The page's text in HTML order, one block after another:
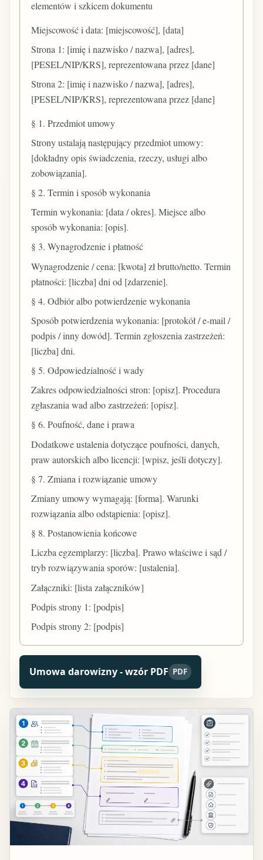
elementów i szkicem dokumentu
Miejscowość i data: [miejscowość], [data]
Strona 1: [imię i nazwisko / nazwa], [adres],
[PESEL/NIP/KRS], reprezentowana przez [dane]
Strona 2: [imię i nazwisko / nazwa], [adres],
[PESEL/NIP/KRS], reprezentowana przez [dane]
§ 1. Przedmiot umowy
Strony ustalają następujący przedmiot umowy:
[dokładny opis świadczenia, rzeczy, usługi albo
zobowiązania].
§ 2. Termin i sposób wykonania
Termin wykonania: [data / okres]. Miejsce albo
sposób wykonania: [opis].
§ 3. Wynagrodzenie i płatność
Wynagrodzenie / cena: [kwota] zł brutto/netto. Termin
płatności: [liczba] dni od [zdarzenie].
§ 4. Odbiór albo potwierdzenie wykonania
Sposób potwierdzenia wykonania: [protokół / e-mail /
podpis / inny dowód]. Termin zgłoszenia zastrzeżeń:
[liczba] dni.
§ 5. Odpowiedzialność i wady
Zakres odpowiedzialności stron: [opisz]. Procedura
zgłaszania wad albo zastrzeżeń: [opisz].
§ 6. Poufność, dane i prawa
Dodatkowe ustalenia dotyczące poufności, danych,
praw autorskich albo licencji: [wpisz, jeśli dotyczy].
§ 7. Zmiana i rozwiązanie umowy
Zmiany umowy wymagają: [forma]. Warunki
rozwiązania albo odstąpienia: [opisz].
§ 8. Postanowienia końcowe
Liczba egzemplarzy: [liczba]. Prawo właściwe i sąd /
tryb rozwiązywania sporów: [ustalenia].
Załączniki: [lista załączników]
Podpis strony 1: [podpis]
Podpis strony 2: [podpis]
Umowa darowizny - wzór PDF PDF